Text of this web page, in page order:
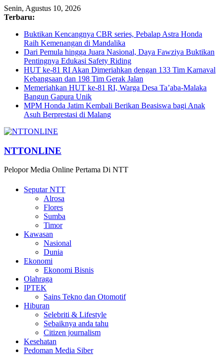
Senin, Agustus 10, 2026
Terbaru:
Buktikan Kencangnya CBR series, Pebalap Astra Honda
Raih Kemenangan di Mandalika
Dari Pemula hingga Juara Nasional, Daya Fawziya Buktikan
Pentingnya Edukasi Safety Riding
HUT ke-81 RI Akan Dimeriahkan dengan 133 Tim Karnaval
Kebangsaan dan 198 Tim Gerak Jalan
Memeriahkan HUT ke-81 RI, Warga Desa Ta’aba-Malaka
Bangun Gapura Unik
MPM Honda Jatim Kembali Berikan Beasiswa bagi Anak
Asuh Berprestasi di Malang
NTTONLINE
Pelopor Media Online Pertama Di NTT
Seputar NTT
Alrosa
Flores
Sumba
Timor
Kawasan
Nasional
Dunia
Ekonomi
Ekonomi Bisnis
Olahraga
IPTEK
Sains Tekno dan Otomotif
Hiburan
Selebriti & Lifestyle
Sebaiknya anda tahu
Citizen journalism
Kesehatan
Pedoman Media Siber